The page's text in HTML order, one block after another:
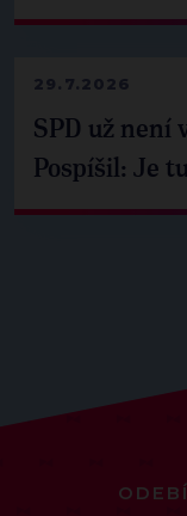
29.7.2026
SPD už není
Pospíšil: Je